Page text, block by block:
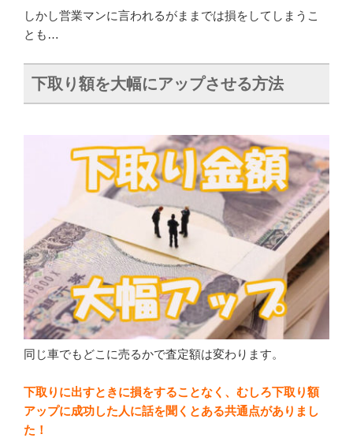
しかし営業マンに言われるがままでは損をしてしまうこ
とも…
下取り額を大幅にアップさせる方法
同じ車でもどこに売るかで査定額は変わります。
下取りに出すときに損をすることなく、むしろ下取り額
アップに成功した人に話を聞くとある共通点がありまし
た！